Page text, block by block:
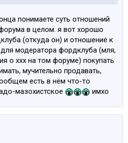
понимаете суть отношений
в целом. я вот хорошо
(откуда он) и отношение к
модератора фордклуба (мля,
о ххх на том форуме) покупать
мучительно продавать,
есть в нём что-то
мазохистское
имхо